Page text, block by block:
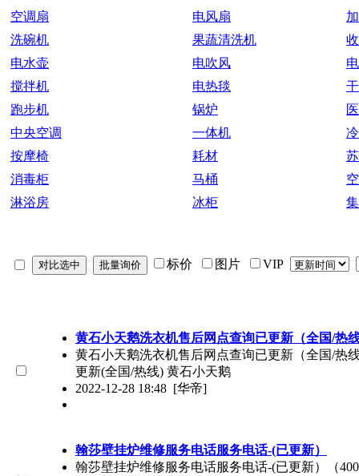
空调扇
电风扇
洗碗机
果蔬清洗机
电水壶
电吹风
搅拌机
电热毯
跑步机
锅炉
中央空调
一体机
按摩椅
耗材
消毒柜
马桶
淋浴房
冰柜
标价 图片 VIP
黄石小天鹅洗衣机售后网点查询已更新（全国/热
黄石小天鹅洗衣机售后网点查询已更新（全国/热
更新(全国/热线) 黄石小天鹅
2022-12-28 18:48 [华帝]
翰莎壁挂炉维修服务电话服务电话-(已更新）
翰莎壁挂炉维修服务电话服务电话-(已更新）（